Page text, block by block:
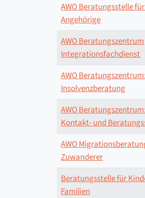
AWO Beratungsstelle
Angehörige
AWO Beratungszentrum
Integrationsfachdienst
AWO
Insolvenzberatung
AWO
Kontakt- und
AWO
Zuwanderer
Beratungsstelle für
Familien